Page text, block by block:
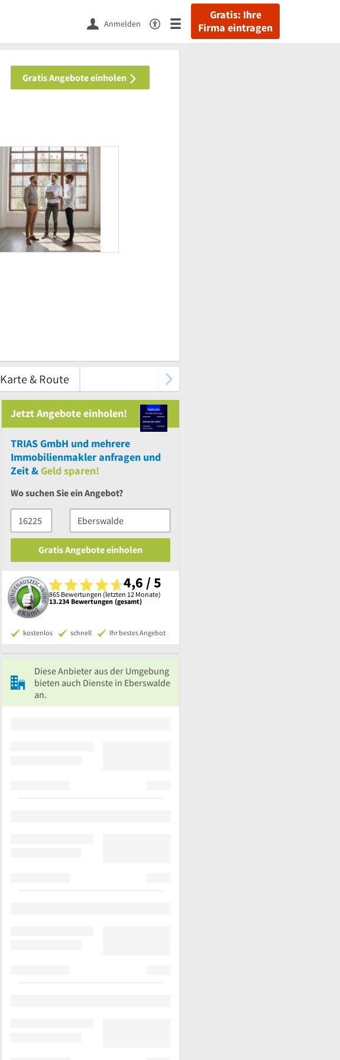
Gratis: Ihre
Firma eintragen
Anmelden
Gratis Angebote einholen
Karte & Route
Jetzt Angebote einholen!
TRIAS GmbH und mehrere
Immobilienmakler anfragen und
Zeit &Geld sparen!
Wo suchen Sie ein Angebot?
Gratis Angebote einholen
4,6 / 5
865 Bewertungen (letzten 12 Monate)
13.234 Bewertungen (gesamt)
kostenlos schnell Ihr bestes Angebot
Diese Anbieter aus der Umgebung
bieten auch Dienste in Eberswalde
an.